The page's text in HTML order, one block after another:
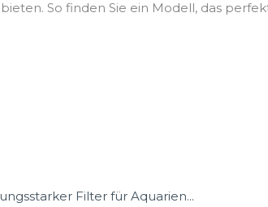
So finden Sie ein Modell, das
Filter für Aquarien...